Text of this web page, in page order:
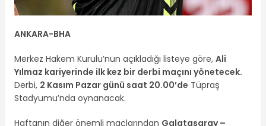
ANKARA-BHA
Merkez Hakem Kurulu’nun açıkladığı listeye göre, Ali
Yılmaz kariyerinde ilk kez bir derbi maçını yönetecek.
Derbi, 2 Kasım Pazar günü saat 20.00’de Tüpraş
Stadyumu’nda oynanacak.
Haftanın diğer önemli maçlarından Galatasaray –